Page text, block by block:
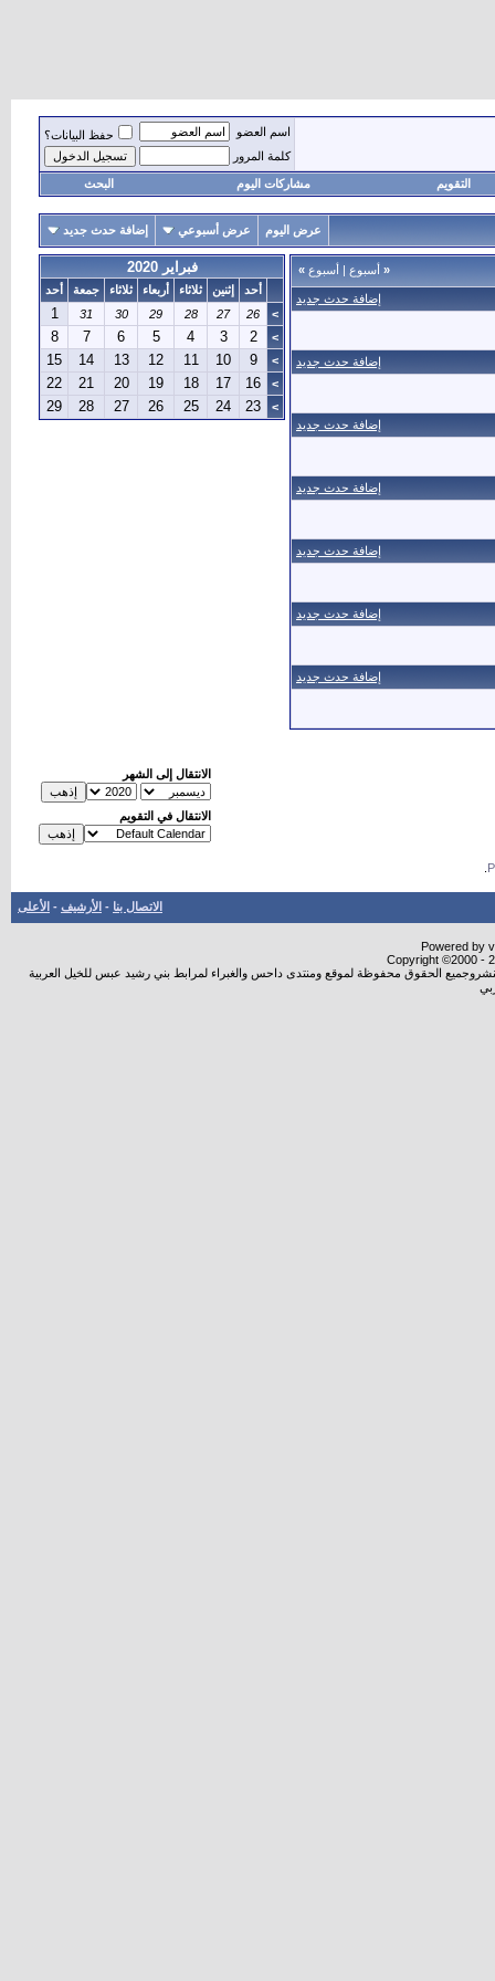
اسم العضو
حفظ البيانات؟
كلمة المرور
التقويم مشاركات اليوم البحث
عرض اليوم عرض أسبوعي إضافة حدث جديد
« أسبوع | أسبوع »
إضافة حدث جديد
إضافة حدث جديد
إضافة حدث جديد
إضافة حدث جديد
إضافة حدث جديد
إضافة حدث جديد
إضافة حدث جديد
فبراير 2020
أحد إثنين ثلاثاء أربعاء ثلاثاء جمعة
أحد
>
26
27
28
29
30
31
1
>
2
3
4
5
6
7
8
>
9
10
11
12
13
14
15
>
16
17
18
19
20
21
22
>
23
24
25
26
27
28
29
الانتقال إلى الشهر
الانتقال في التقويم
الاتصال بنا - الأرشيف - الأعلى
Powered by
Copyright ©2000 -
الحقوق محفوظة لموقع ومنتدى داحس والغبراء لمرابط بني رشيد عبس للخيل العربية